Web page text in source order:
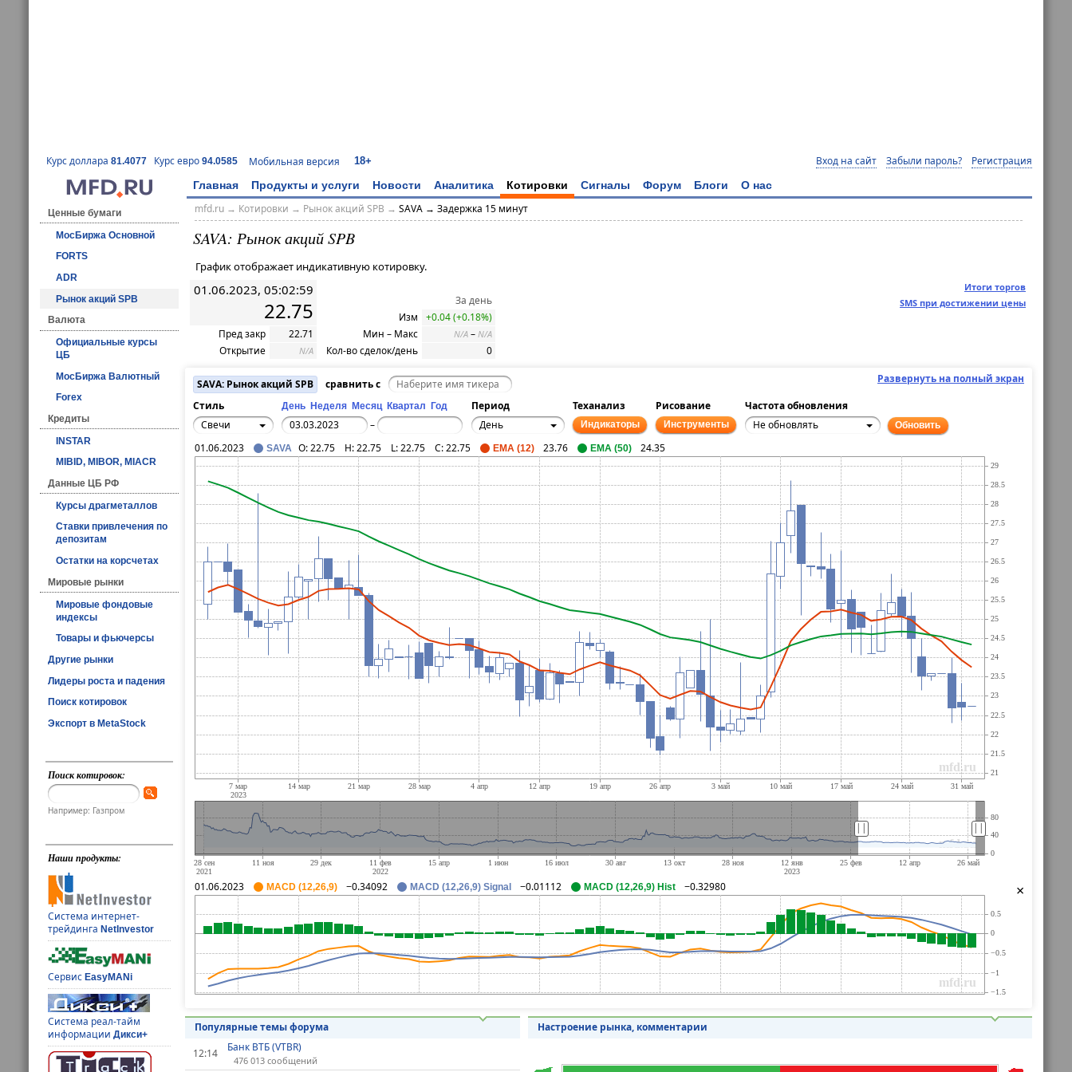
Курс доллара 81.4077 Курс евро 94.0585 Мобильная версия 18+ Вход на сайт Забыли пароль? Регистрация
Главная Продукты и услуги Новости Аналитика Котировки Сигналы Форум Блоги О нас
Ценные бумаги
МосБиржа Основной
FORTS
ADR
Рынок акций SPB
Валюта
Официальные курсы
ЦБ
МосБиржа Валютный
Forex
Кредиты
INSTAR
MIBID, MIBOR, MIACR
Данные ЦБ РФ
Курсы драгметаллов
Ставки привлечения по
депозитам
Остатки на корсчетах
Мировые рынки
Мировые фондовые
индексы
Товары и фьючерсы
Другие рынки
Лидеры роста и падения
Поиск котировок
Экспорт в MetaStock
Поиск котировок:
Например: Газпром
Наши продукты:
Система интернет-
трейдингаNetInvestor
СервисEasyMANi
Система реал-тайм
информацииДикси+
mfd.ru→ Котировки → Рынок акций SPB → SAVA → Задержка 15 минут
SAVA: Рынок акций SPB
График отображает индикативную котировку.
Итоги торгов
SMS при достижении цены
01.06.2023, 05:02:59
22.75
Пред закр
22.71
Открытие
N/A
За день
Изм
+0.04 (+0.18%)
Мин – Макс
N/A – N/A
Кол-во сделок/день 0
Развернуть на полный экран
SAVA: Рынок акций SPB
сравнить с
Стиль
День Неделя Месяц Квартал Год Период Теханализ Рисование
Частота обновления
Свечи
– День Индикаторы Инструменты Не обновлять Обновить
|| ||
×
01.06.2023 SAVA O:22.75 H:22.75 L:22.75 C:22.75 EMA (12) 23.76 EMA (50) 24.35
01.06.2023 MACD (12,26,9) −0.34092 MACD (12,26,9) Signal −0.01112 MACD (12,26,9) Hist −0.32980
Популярные темы форума
12:14
Банк ВТБ (VTBR)
476 013 сообщений
Настроение рынка, комментарии